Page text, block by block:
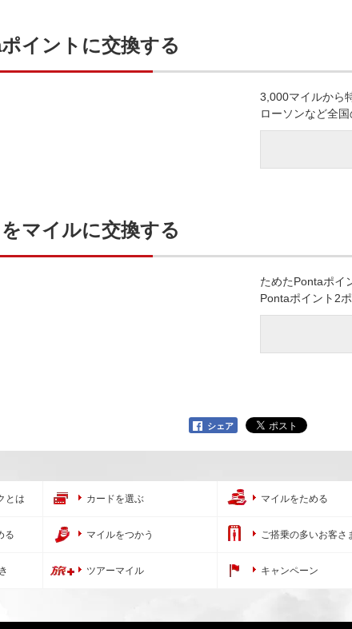
イントに交換する
3,000マイルから
ローソンなど全
マイルに交換する
ためたPontaポイ
Pontaポイント2
シェア
とは カードを選ぶ マイルをためる
る マイルをつかう ご搭乗の多いお客さ
ツアーマイル キャンペーン